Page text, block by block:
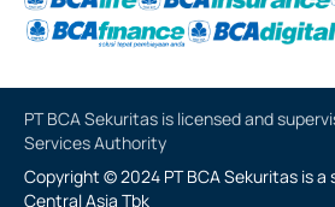
PT BCA Sekuritas is licensed and
Services Authority
Copyright © 2024 PT BCA Sekuritas is a
Central Asia Tbk